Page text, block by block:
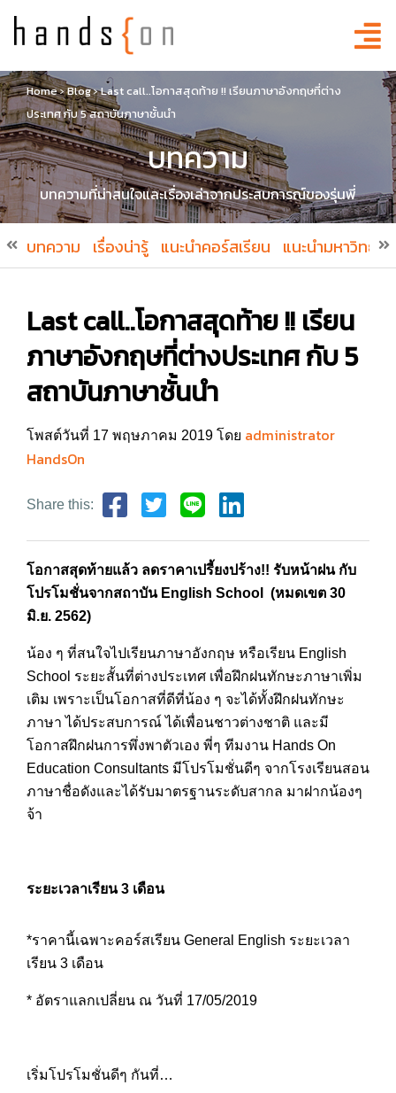
Home›Blog›Last call..โอกาสสุดท้าย !! เรียนภาษาอังกฤษที่ต่าง
ประเทศ กับ 5 สถาบันภาษาชั้นนำ
บทความ
บทความที่น่าสนใจและเรื่องเล่าจากประสบการณ์ของรุ่นพี่
บทความ เรื่องน่ารู้ แนะนำคอร์สเรียน แนะนำมหาวิทยา
Last call..โอกาสสุดท้าย !! เรียน
ภาษาอังกฤษที่ต่างประเทศ กับ 5
สถาบันภาษาชั้นนำ
โพสต์วันที่ 17 พฤษภาคม 2019 โดย administrator
HandsOn
Share this:
โอกาสสุดท้ายแล้ว ลดราคาเปรี้ยงปร้าง!! รับหน้าฝน กับ
โปรโมชั่นจากสถาบัน English School (หมดเขต 30
มิ.ย. 2562)
น้อง ๆ ที่สนใจไปเรียนภาษาอังกฤษ หรือเรียน English
School ระยะสั้นที่ต่างประเทศ เพื่อฝึกฝนทักษะภาษาเพิ่ม
เติม เพราะเป็นโอกาสที่ดีที่น้อง ๆ จะได้ทั้งฝึกฝนทักษะ
ภาษา ได้ประสบการณ์ ได้เพื่อนชาวต่างชาติ และมี
โอกาสฝึกฝนการพึ่งพาตัวเอง พี่ๆ ทีมงาน Hands On
Education Consultants มีโปรโมชั่นดีๆ จากโรงเรียนสอน
ภาษาชื่อดังและได้รับมาตรฐานระดับสากล มาฝากน้องๆ
จ้า
ระยะเวลาเรียน 3 เดือน
*ราคานี้เฉพาะคอร์สเรียน General English ระยะเวลา
เรียน 3 เดือน
* อัตราแลกเปลี่ยน ณ วันที่ 17/05/2019
เริ่มโปรโมชั่นดีๆ กันที่…